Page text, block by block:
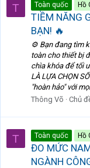
T Toàn quốc Hồ
TIỀM NĂNG
BẠN! 🔥
⚙️ Bạn đang tìm
toàn cho thiết bị
chìa khóa để tối
LÀ LỰA CHỌN
"hoàn hảo" với
Thông Võ
Chủ
T Toàn quốc Hồ
ĐO MỨC
NGÀNH